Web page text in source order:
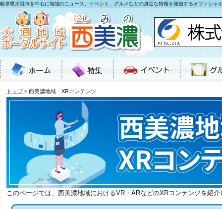
岐阜県大垣市を中心に地域のニュース、イベント、グルメなどの身近な情報を発信するオフィシャ
トップ> 西美濃地域 XRコンテンツ
このページでは、西美濃地域におけるVR・ARなどのXRコンテンツを紹